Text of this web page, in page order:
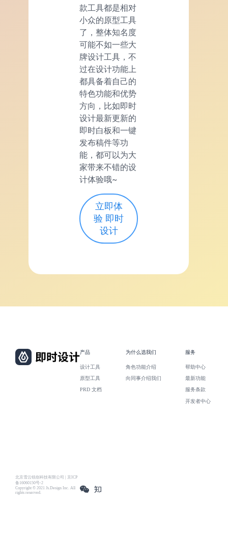
款工具都是相对
小众的原型工具
了，整体知名度
可能不如一些大
牌设计工具，不
过在设计功能上
都具备着自己的
特色功能和优势
方向，比如即时
设计最新更新的
即时白板和一键
发布稿件等功
能，都可以为大
家带来不错的设
计体验哦~
立即体
验 即时
设计
北京雪云锐创科技有限公司 | 京ICP
备16060150号-2
Copyright © 2021 Js.Design Inc. All
rights reserved.
产品
设计工具
原型工具
PRD 文档
为什么选我们
角色功能介绍
向同事介绍我们
服务
帮助中心
最新功能
服务条款
开发者中心